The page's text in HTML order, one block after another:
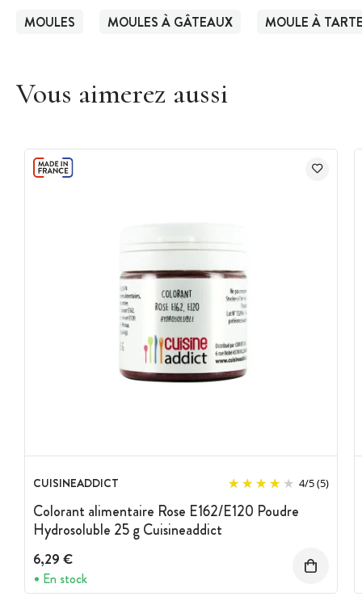
MOULES MOULES À GÂTEAUX MOULE À
Vous aimerez aussi
CUISINEADDICT 4/5(5)
Colorant alimentaire Rose E162/E120 Poudre
Hydrosoluble 25 g Cuisineaddict
6,29 €
En stock